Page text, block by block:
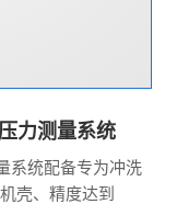
力测量系统
系统配备专为冲洗
壳、精度达到